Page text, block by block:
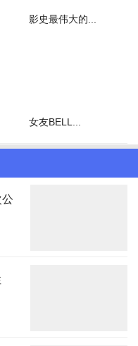
影史最伟大的...
女友BELL...